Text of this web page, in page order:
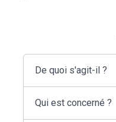
De quoi s'agit-il ?
Qui est concerné ?